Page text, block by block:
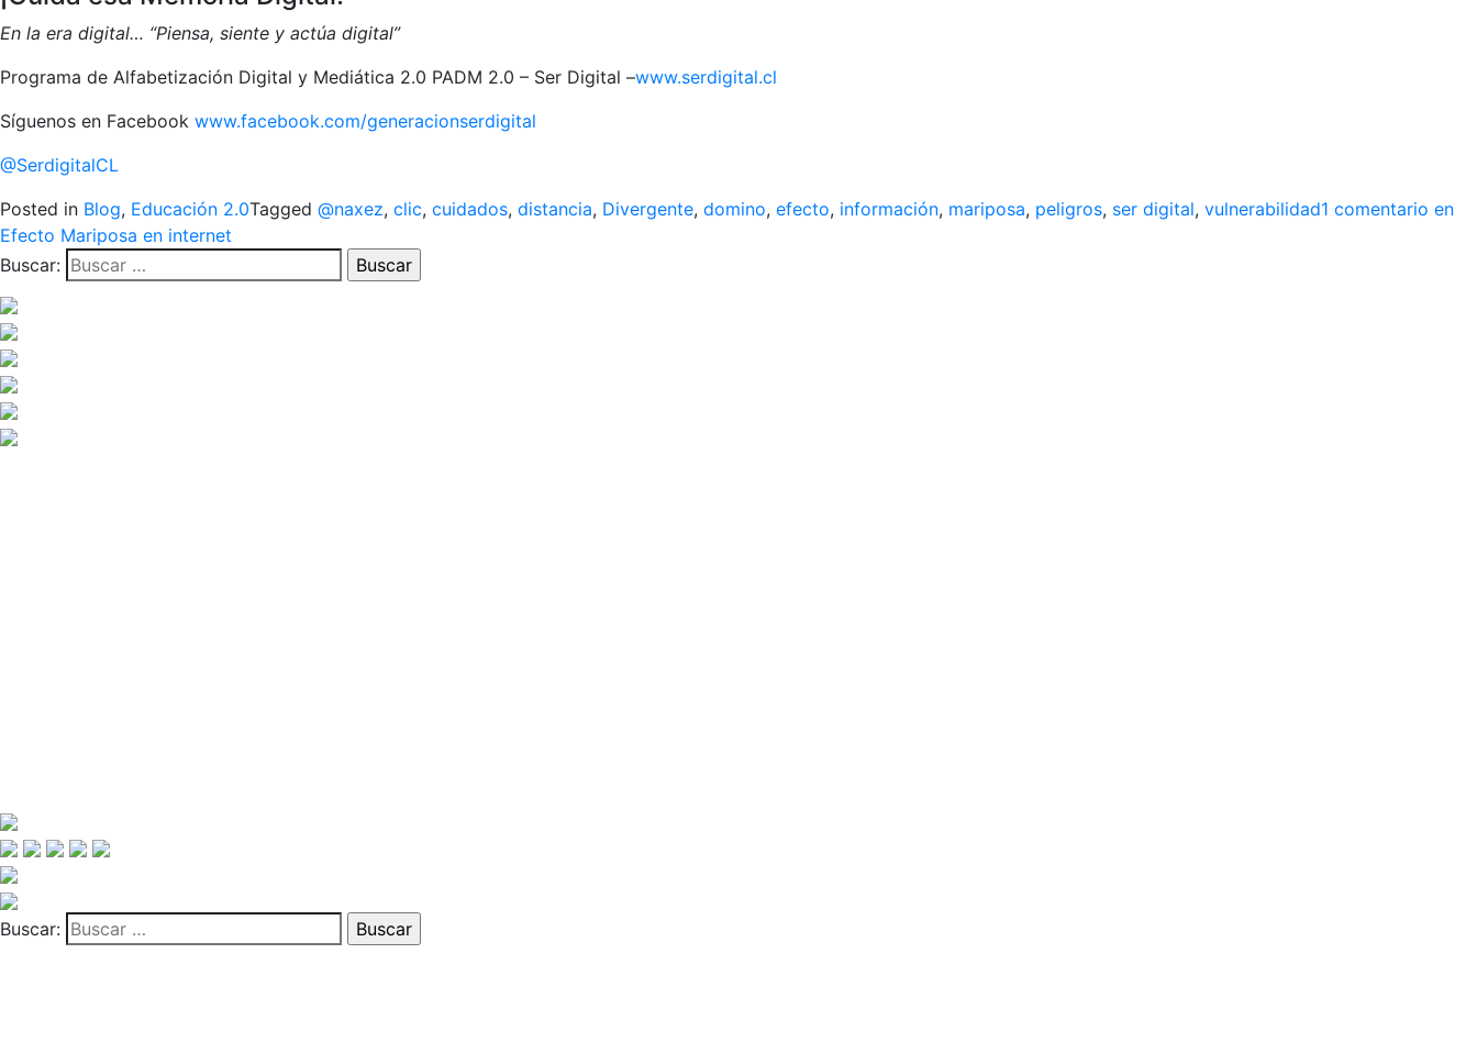
En la era digital… “Piensa, siente y actúa digital”
Programa de Alfabetización Digital y Mediática 2.0 PADM 2.0 – Ser Digital –www.serdigital.cl
Síguenos en Facebook www.facebook.com/generacionserdigital
@SerdigitalCL
Posted in Blog, Educación 2.0Tagged @naxez, clic, cuidados, distancia, Divergente, domino, efecto, información, mariposa, peligros, ser digital, vulnerabilidad1 comentario en
Efecto Mariposa en internet
Buscar:
Buscar: